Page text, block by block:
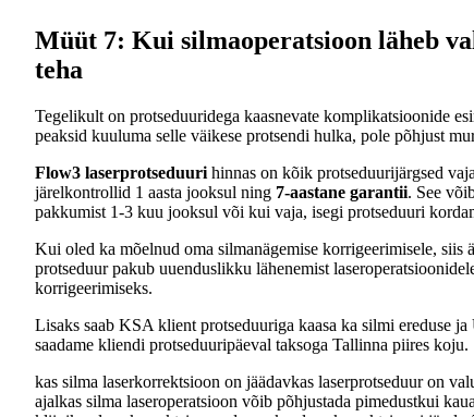
Müüt 7: Kui silmaoperatsioon läheb
teha
Tegelikult on protseduuridega kaasnevate komplikatsioonide
peaksid kuuluma selle väikese protsendi hulka, pole põhjust
Flow3 laserprotseduuri hinnas on kõik protseduurijärgsed
järelkontrollid 1 aasta jooksul ning 7-aastane garantii. See
pakkumist 1-3 kuu jooksul või kui vaja, isegi protseduuri
Kui oled ka mõelnud oma silmanägemise korrigeerimisele, siis
protseduur pakub uuenduslikku lähenemist
korrigeerimiseks.
Lisaks saab KSA klient protseduuriga kaasa ka silmi ereduse
saadame kliendi protseduuripäeval taksoga Tallinna piires koju.
kas silma laserkorrektsioon on jäädavkas laserprotseduur on
ajalkas silma laseroperatsioon võib põhjustada pimedustkui